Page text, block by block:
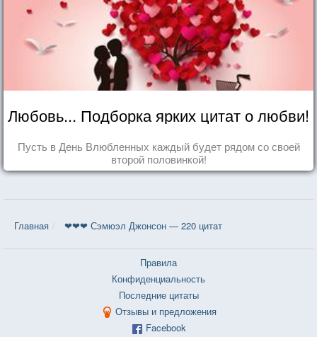
Любовь... Подборка ярких цитат о любви!
Пусть в День Влюбленных каждый будет рядом со своей
второй половинкой!
Главная ❤❤❤ Сэмюэл Джонсон — 220 цитат
Правила
Конфиденциальность
Последние цитаты
Отзывы и предложения
Facebook